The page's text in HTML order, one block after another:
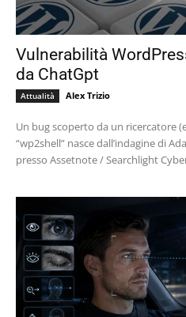
Vulnerabilità
da ChatGpt
Attualità Alex Trizio
Un bug scoperto da un ricercatore (e da un’IA)
“wp2shell” nasce dall’indagine di
presso Assetnote / Searchlight